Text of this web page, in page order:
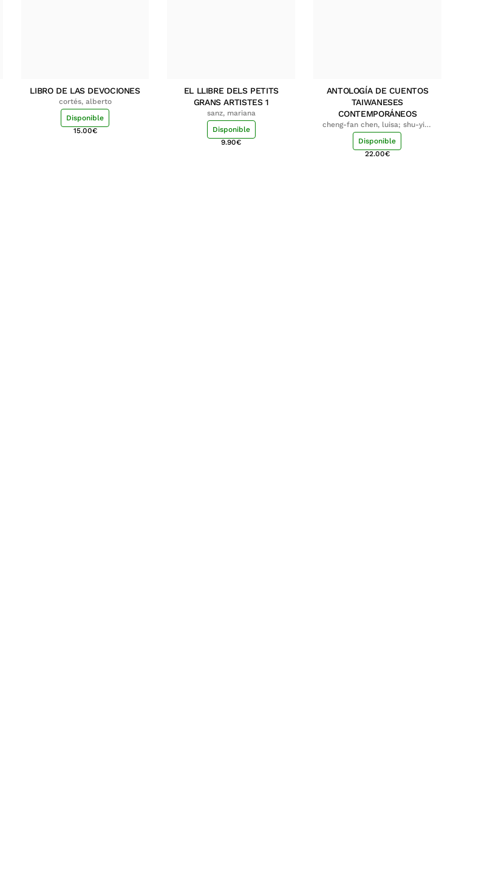
LIBRO DE LAS DEVOCIONES
cortés, alberto
Disponible
15.00€
EL LLIBRE DELS PETITS
GRANS ARTISTES 1
sanz, mariana
Disponible
9.90€
ANTOLOGÍA DE CUENTOS
TAIWANESES
CONTEMPORÁNEOS
cheng-fan chen, luisa; shu-ying
chang, luisa
Disponible
22.00€